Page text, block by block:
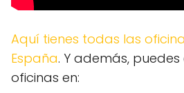
Aquí tienes todas las
España. Y además,
oficinas en: